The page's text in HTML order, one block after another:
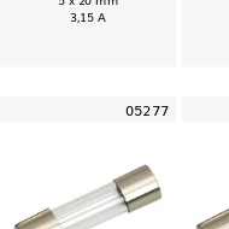
3,15 A
05277